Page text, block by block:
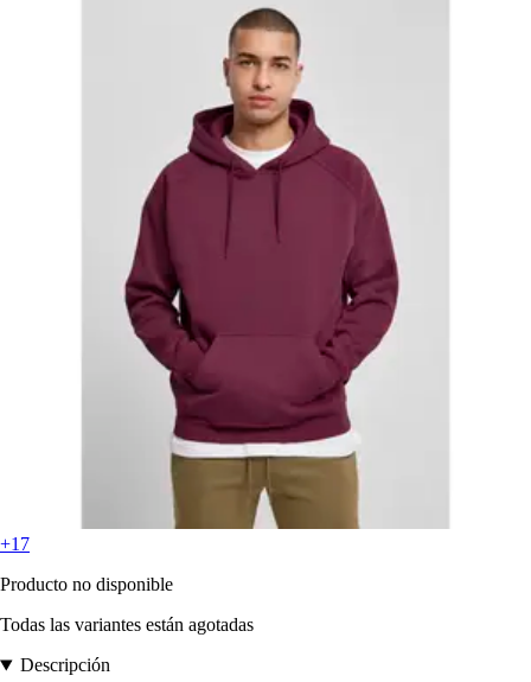
+17
Producto no disponible
Todas las variantes están agotadas
Descripción